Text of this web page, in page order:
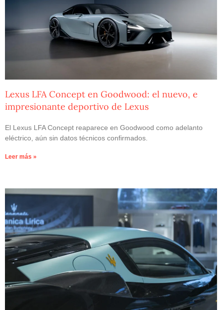
Lexus LFA Concept en Goodwood: el nuevo, e
impresionante deportivo de Lexus
El Lexus LFA Concept reaparece en Goodwood como adelanto
eléctrico, aún sin datos técnicos confirmados.
Leer más »